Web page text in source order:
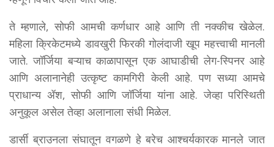
ते म्हणाले, सोफी आमची कर्णधार आहे आणि ती नक्कीच खेळेल.
महिला क्रिकेटमध्ये डावखुरी फिरकी गोलंदाजी खूप महत्त्वाची मानली
जाते. जॉर्जिया बऱ्याच काळापासून एक आघाडीची लेग-स्पिनर आहे
आणि अलानानेही उत्कृष्ट कामगिरी केली आहे. पण सध्या आमचे
प्राधान्य ॲश, सोफी आणि जॉर्जिया यांना आहे. जेव्हा परिस्थिती
अनुकूल असेल तेव्हा अलानाला संधी मिळेल.
डार्सी ब्राउनला संघातून वगळणे हे बरेच आश्चर्यकारक मानले जात